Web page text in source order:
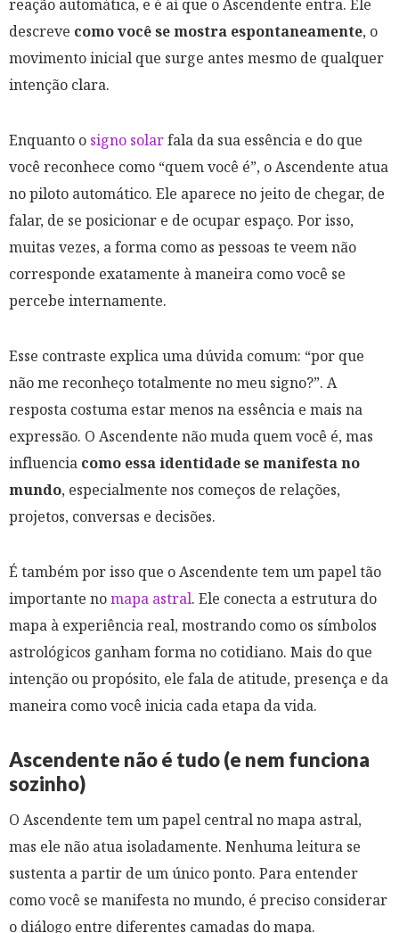
reação automática, e é aí que o Ascendente entra. Ele
descreve como você se mostra espontaneamente, o
movimento inicial que surge antes mesmo de qualquer
intenção clara.
Enquanto o signo solarfala da sua essência e do que
você reconhece como “quem você é”, o Ascendente atua
no piloto automático. Ele aparece no jeito de chegar, de
falar, de se posicionar e de ocupar espaço. Por isso,
muitas vezes, a forma como as pessoas te veem não
corresponde exatamente à maneira como você se
percebe internamente.
Esse contraste explica uma dúvida comum: “por que
não me reconheço totalmente no meu signo?”. A
resposta costuma estar menos na essência e mais na
expressão. O Ascendente não muda quem você é, mas
influencia como essa identidade se manifesta no
mundo, especialmente nos começos de relações,
projetos, conversas e decisões.
É também por isso que o Ascendente tem um papel tão
importante nomapa astral. Ele conecta a estrutura do
mapa à experiência real, mostrando como os símbolos
astrológicos ganham forma no cotidiano. Mais do que
intenção ou propósito, ele fala de atitude, presença e da
maneira como você inicia cada etapa da vida.
Ascendente não é tudo (e nem funciona
sozinho)
O Ascendente tem um papel central no mapa astral,
mas ele não atua isoladamente. Nenhuma leitura se
sustenta a partir de um único ponto. Para entender
como você se manifesta no mundo, é preciso considerar
o diálogo entre diferentes camadas do mapa.